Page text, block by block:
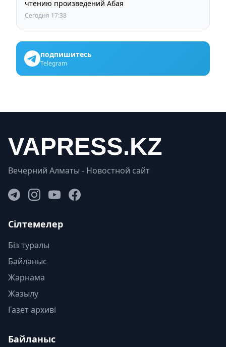
чтению произведений Абая
Сегодня 17:38
подпишитесь
Telegram
Вечерний Алматы - Новостной сайт
Сілтемелер
Біз туралы
Байланыс
Жарнама
Жазылу
Газет архиві
Байланыс